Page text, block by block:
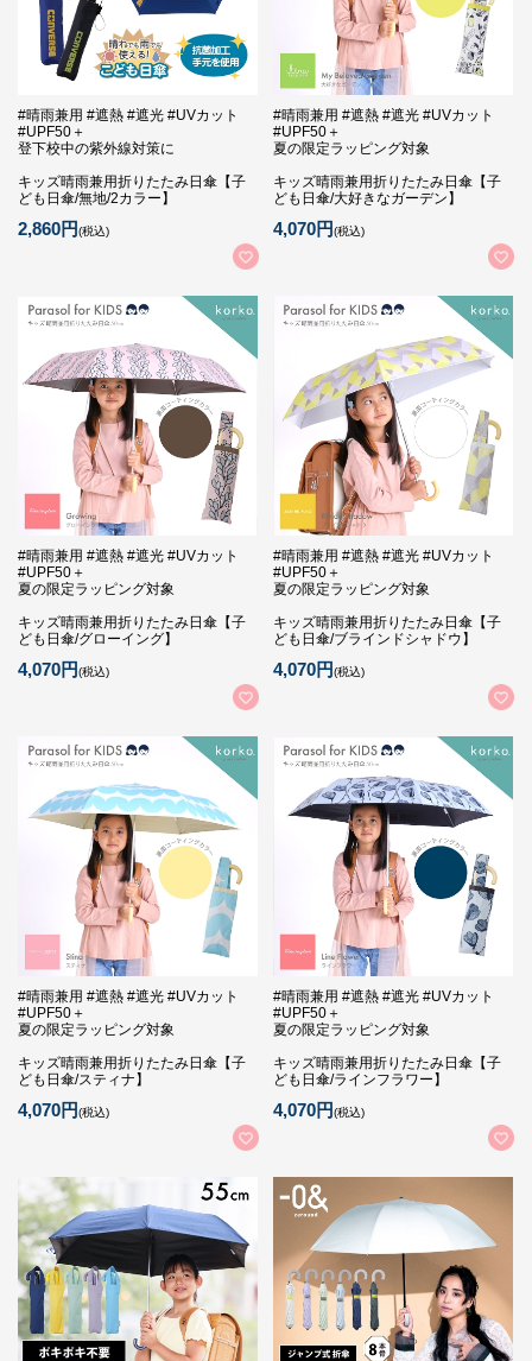
#晴雨兼用 #遮熱 #遮光 #UVカット
#UPF50＋
登下校中の紫外線対策に
キッズ晴雨兼用折りたたみ日傘【子
ども日傘/無地/2カラー】
2,860円(税込)
#晴雨兼用 #遮熱 #遮光 #UVカット
#UPF50＋
夏の限定ラッピング対象
キッズ晴雨兼用折りたたみ日傘【子
ども日傘/大好きなガーデン】
4,070円(税込)
#晴雨兼用 #遮熱 #遮光 #UVカット
#UPF50＋
夏の限定ラッピング対象
キッズ晴雨兼用折りたたみ日傘【子
ども日傘/グローイング】
4,070円(税込)
#晴雨兼用 #遮熱 #遮光 #UVカット
#UPF50＋
夏の限定ラッピング対象
キッズ晴雨兼用折りたたみ日傘【子
ども日傘/ブラインドシャドウ】
4,070円(税込)
#晴雨兼用 #遮熱 #遮光 #UVカット
#UPF50＋
夏の限定ラッピング対象
キッズ晴雨兼用折りたたみ日傘【子
ども日傘/スティナ】
4,070円(税込)
#晴雨兼用 #遮熱 #遮光 #UVカット
#UPF50＋
夏の限定ラッピング対象
キッズ晴雨兼用折りたたみ日傘【子
ども日傘/ラインフラワー】
4,070円(税込)